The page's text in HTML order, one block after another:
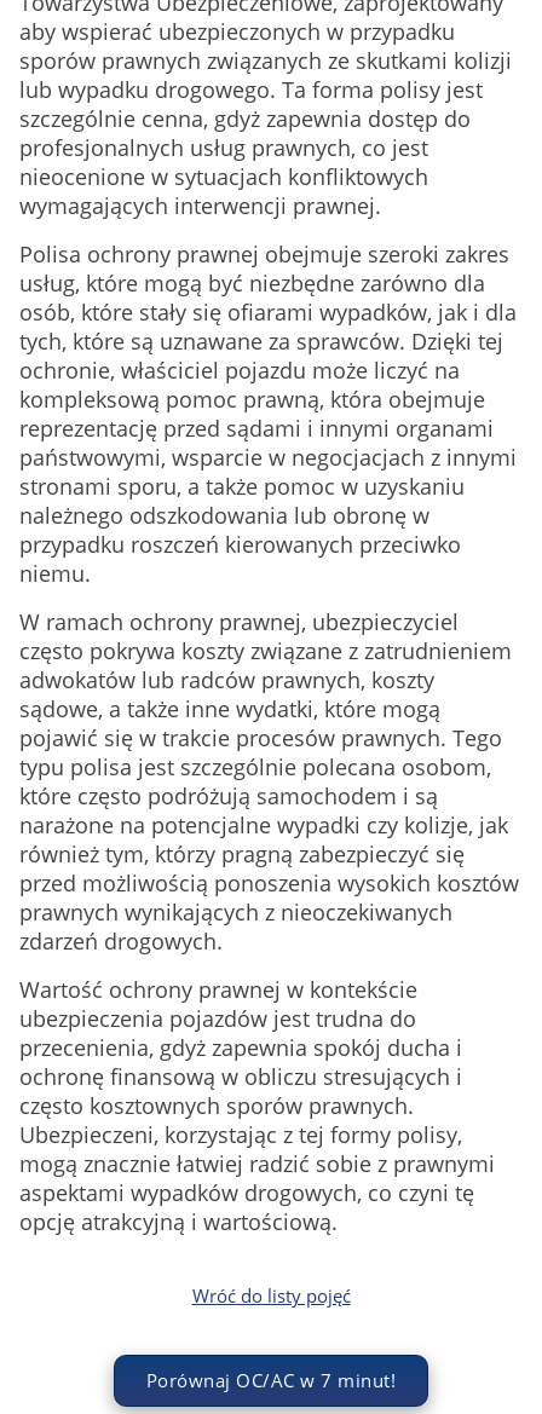
aby wspierać ubezpieczonych w przypadku
sporów prawnych związanych ze skutkami kolizji
lub wypadku drogowego. Ta forma polisy jest
szczególnie cenna, gdyż zapewnia dostęp do
profesjonalnych usług prawnych, co jest
nieocenione w sytuacjach konfliktowych
wymagających interwencji prawnej.
Polisa ochrony prawnej obejmuje szeroki zakres
usług, które mogą być niezbędne zarówno dla
osób, które stały się ofiarami wypadków, jak i dla
tych, które są uznawane za sprawców. Dzięki tej
ochronie, właściciel pojazdu może liczyć na
kompleksową pomoc prawną, która obejmuje
reprezentację przed sądami i innymi organami
państwowymi, wsparcie w negocjacjach z innymi
stronami sporu, a także pomoc w uzyskaniu
należnego odszkodowania lub obronę w
przypadku roszczeń kierowanych przeciwko
niemu.
W ramach ochrony prawnej, ubezpieczyciel
często pokrywa koszty związane z zatrudnieniem
adwokatów lub radców prawnych, koszty
sądowe, a także inne wydatki, które mogą
pojawić się w trakcie procesów prawnych. Tego
typu polisa jest szczególnie polecana osobom,
które często podróżują samochodem i są
narażone na potencjalne wypadki czy kolizje, jak
również tym, którzy pragną zabezpieczyć się
przed możliwością ponoszenia wysokich kosztów
prawnych wynikających z nieoczekiwanych
zdarzeń drogowych.
Wartość ochrony prawnej w kontekście
ubezpieczenia pojazdów jest trudna do
przecenienia, gdyż zapewnia spokój ducha i
ochronę finansową w obliczu stresujących i
często kosztownych sporów prawnych.
Ubezpieczeni, korzystając z tej formy polisy,
mogą znacznie łatwiej radzić sobie z prawnymi
aspektami wypadków drogowych, co czyni tę
opcję atrakcyjną i wartościową.
Wróć do listy pojęć
Porównaj OC/AC w 7 minut!